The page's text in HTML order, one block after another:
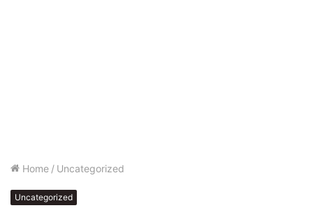
Home / Uncategorized
Uncategorized